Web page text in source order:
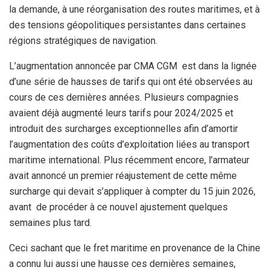
la demande, à une réorganisation des routes maritimes, et à
des tensions géopolitiques persistantes dans certaines
régions stratégiques de navigation.
L’augmentation annoncée par CMA CGM est dans la lignée
d’une série de hausses de tarifs qui ont été observées au
cours de ces dernières années. Plusieurs compagnies
avaient déjà augmenté leurs tarifs pour 2024/2025 et
introduit des surcharges exceptionnelles afin d’amortir
l’augmentation des coûts d’exploitation liées au transport
maritime international. Plus récemment encore, l’armateur
avait annoncé un premier réajustement de cette même
surcharge qui devait s’appliquer à compter du 15 juin 2026,
avant de procéder à ce nouvel ajustement quelques
semaines plus tard.
Ceci sachant que le fret maritime en provenance de la Chine
a connu lui aussi une hausse ces dernières semaines,